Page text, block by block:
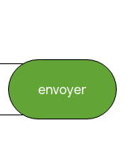
envoyer